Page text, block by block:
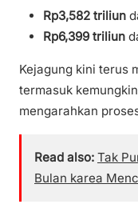
Rp3,582 triliun
Rp6,399 triliun
Kejagung kini terus
termasuk
mengarahkan
Read also: Tak
Bulan karea